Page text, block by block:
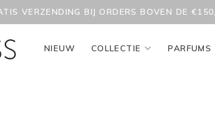
VERZENDING BIJ ORDERS BOVEN DE
NIEUW COLLECTIE PARFUMS